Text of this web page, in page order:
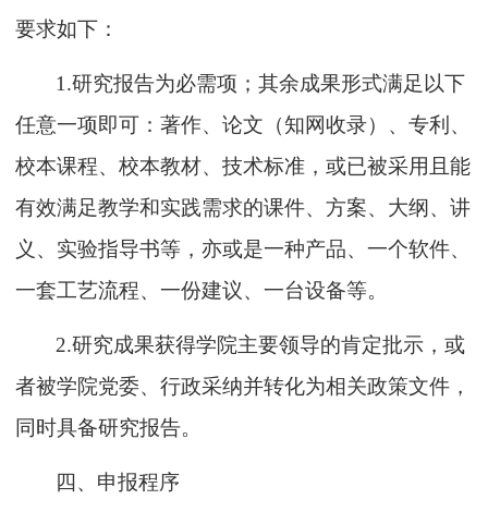
要求如下：
1.研究报告为必需项；其余成果形式满足以下
任意一项即可：著作、论文（知网收录） 、专利、
校本课程、校本教材、技术标准，或已被采用且能
有效满足教学和实践需求的课件、方案、大纲、讲
义 、 实验指导书等，亦或是一种产品、一个软件、
一套工艺流程、一份建议、一台设备等。
2.研究成果获得学院主要领导的肯定批示，或
者被学院党委、行政采纳并转化为相关政策文件，
同时具备研究报告。
四、申报程序